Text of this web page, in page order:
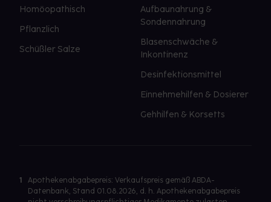
Homöopathisch
Pflanzlich
Schüßler Salze
Aufbaunahrung &
Sondennahrung
Blasenschwäche &
Inkontinenz
Desinfektionsmittel
Einnehmehilfen & Dosierer
Gehhilfen & Korsetts
1
Apothekenabgabepreis: Verkaufspreis gemäß ABDA-
Datenbank, Stand 01.08.2026, d. h. Apothekenabgabepreis